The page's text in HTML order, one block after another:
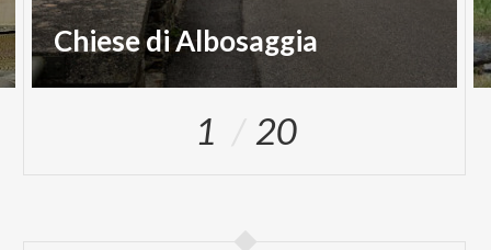
Chiese di Albosaggia
1 20